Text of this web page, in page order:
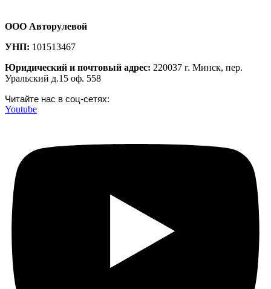
ООО Авторулевой
УНП: 101513467
Юридический и почтовый адрес: 220037 г. Минск, пер.
Уральский д.15 оф. 558
Читайте нас в соц-сетях:
Youtube